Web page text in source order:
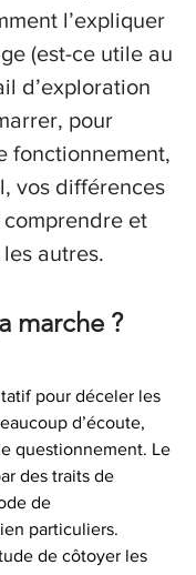
l’expliquer
(est-ce utile au
d’exploration
pour
fonctionnement,
vos différences
et
autres.
marche ?
pour déceler les
d’écoute,
questionnement. Le
des traits de
de
particuliers.
de côtoyer les